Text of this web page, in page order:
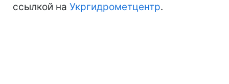
ссылкой на Укргидрометцентр.